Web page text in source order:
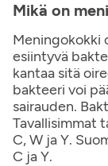
Mikä on
Meningokokki
esiintyvä
kantaa sitä
bakteeri voi
sairauden.
Tavallisimmat
C, W ja Y.
C ja Y.